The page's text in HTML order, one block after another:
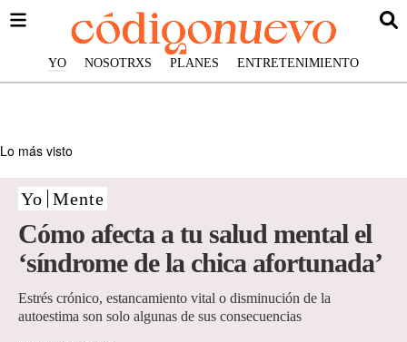
YO NOSOTRXS PLANES ENTRETENIMIENTO
Lo más visto
Yo Mente
Cómo afecta a tu salud mental el
‘síndrome de la chica afortunada’
Estrés crónico, estancamiento vital o disminución de la
autoestima son solo algunas de sus consecuencias